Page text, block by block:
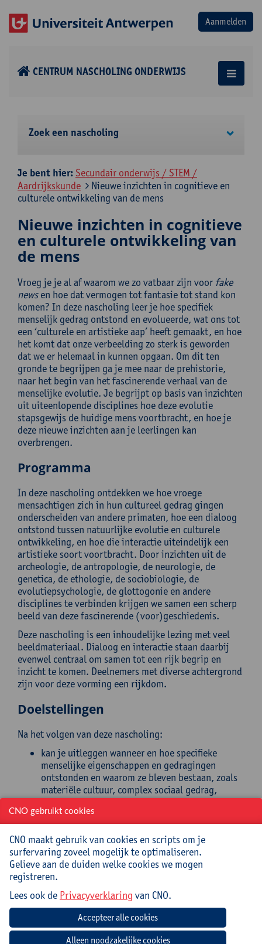
CENTRUM NASCHOLING ONDERWIJS
Zoek een nascholing
Je bent hier: Secundair onderwijs / STEM /
Aardrijkskunde
Nieuwe inzichten in cognitieve en
culturele ontwikkeling van de mens
Nieuwe inzichten in cognitieve
en culturele ontwikkeling van
de mens
Vroeg je je al af waarom we zo vatbaar zijn voor fake
newsen hoe dat vermogen tot fantasie tot stand kon
komen? In deze nascholing leer je hoe specifiek
menselijk gedrag ontstond en evolueerde, wat ons tot
een ‘culturele en artistieke aap’ heeft gemaakt, en hoe
het komt dat onze verbeelding zo sterk is geworden
dat we er helemaal in kunnen opgaan. Om dit ten
gronde te begrijpen ga je mee naar de prehistorie,
naar het begin van het fascinerende verhaal van de
menselijke evolutie. Je begrijpt op basis van inzichten
uit uiteenlopende disciplines hoe deze evolutie
stapsgewijs de huidige mens voortbracht, en hoe je
deze nieuwe inzichten aan je leerlingen kan
overbrengen.
Programma
In deze nascholing ontdekken we hoe vroege
mensachtigen zich in hun cultureel gedrag gingen
onderscheiden van andere primaten, hoe een dialoog
ontstond tussen natuurlijke evolutie en culturele
ontwikkeling, en hoe die interactie uiteindelijk een
artistieke soort voortbracht. Door inzichten uit de
archeologie, de antropologie, de neurologie, de
genetica, de ethologie, de sociobiologie, de
evolutiepsychologie, de glottogonie en andere
disciplines te verbinden krijgen we samen een scherp
beeld van deze fascinerende (voor)geschiedenis.
Deze nascholing is een inhoudelijke lezing met veel
beeldmateriaal. Dialoog en interactie staan daarbij
evenwel centraal om samen tot een rijk begrip en
inzicht te komen. Deelnemers met diverse achtergrond
zijn voor deze vorming een rijkdom.
Doelstellingen
Na het volgen van deze nascholing:
kan je uitleggen wanneer en hoe specifieke
menselijke eigenschappen en gedragingen
ontstonden en waarom ze bleven bestaan, zoals
materiële cultuur, complex sociaal gedrag,
empathie, zelfbesef, ritueel gedrag, zin voor
schoonheid, symboliek, creativiteit, innovatie,
muziek, religie, kunst, en wetenschap;
heb je tools verworven om te begrijpen hoe
mensen vandaag handelen en om te duiden hoe
dat gedrag (pre)historisch tot stand kwam;
leg je het verband tussen de fylogenie van de
mensen.
Doelgroep
CNO gebruikt cookies
CNO maakt gebruik van cookies en scripts om je
surfervaring zoveel mogelijk te optimaliseren.
Gelieve aan de duiden welke cookies we mogen
registreren.
Lees ook de Privacyverklaring van CNO.